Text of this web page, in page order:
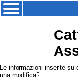
Le informazioni inserite su
una modifica?